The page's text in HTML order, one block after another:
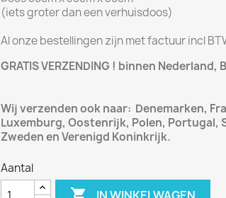
(iets groter dan een verhuisdoos)
Al onze bestellingen zijn met factuur incl
GRATIS VERZENDING ! binnen
Wij verzenden ook naar: Denemarken,
Luxemburg, Oostenrijk, Polen, Portugal,
Zweden en Verenigd Koninkrijk.
Aantal
 IN WINKELWAGEN